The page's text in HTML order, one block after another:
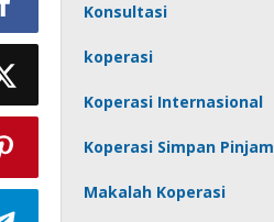
Konsultasi
koperasi
Koperasi Internasional
Koperasi Simpan Pinjam
Makalah Koperasi